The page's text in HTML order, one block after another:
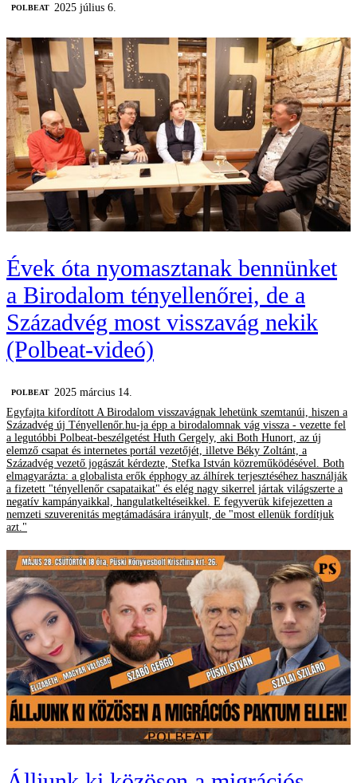
‎POLBEAT 2025 július 6.
Évek óta nyomasztanak bennünket
a Birodalom tényellenőrei, de a
Századvég most visszavág nekik
(Polbeat-videó)
‎POLBEAT 2025 március 14.
Egyfajta kifordított A Birodalom visszavágnak lehetünk szemtanúi, hiszen a
Századvég új Tényellenőr.hu-ja épp a birodalomnak vág vissza - vezette fel
a legutóbbi Polbeat-beszélgetést Huth Gergely, aki Both Hunort, az új
elemző csapat és internetes portál vezetőjét, illetve Béky Zoltánt, a
Századvég vezető jogászát kérdezte, Stefka István közreműködésével. Both
elmagyarázta: a globalista erők épphogy az álhírek terjesztéséhez használják
a fizetett "tényellenőr csapataikat" és elég nagy sikerrel jártak világszerte a
negatív kampányaikkal, hangulatkeltéseikkel. E fegyverük kifejezetten a
nemzeti szuverenitás megtámadására irányult, de "most ellenük fordítjuk
azt."